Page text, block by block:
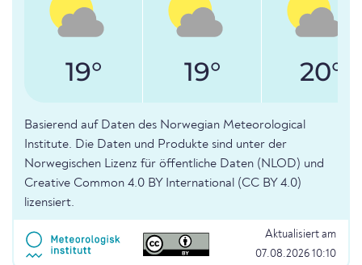
19° 19° 20°
Basierend auf Daten des Norwegian Meteorological
Institute. Die Daten und Produkte sind unter der
Norwegischen Lizenz für öffentliche Daten (NLOD) und
Creative Common 4.0 BY International (CC BY 4.0)
lizensiert.
Aktualisiert am
07.08.2026 10:10